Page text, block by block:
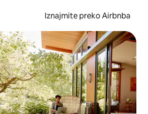
Iznajmite preko Airbnba